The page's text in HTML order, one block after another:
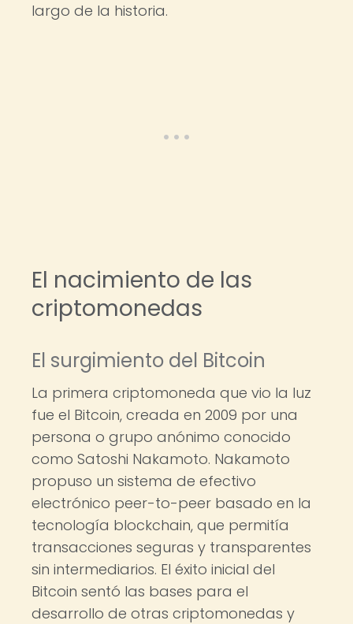
largo de la historia.
El nacimiento de las
criptomonedas
El surgimiento del Bitcoin
La primera criptomoneda que vio la luz
fue el Bitcoin, creada en 2009 por una
persona o grupo anónimo conocido
como Satoshi Nakamoto. Nakamoto
propuso un sistema de efectivo
electrónico peer-to-peer basado en la
tecnología blockchain, que permitía
transacciones seguras y transparentes
sin intermediarios. El éxito inicial del
Bitcoin sentó las bases para el
desarrollo de otras criptomonedas y